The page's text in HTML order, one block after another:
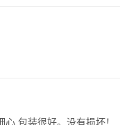
包装很好。没有损坏！